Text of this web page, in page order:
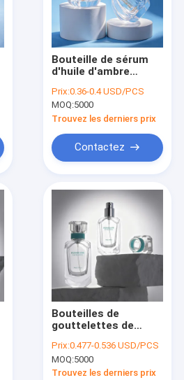
Bouteille de sérum
d'huile d'ambre
construction
durable, adaptée aux
sérums d'huiles
essentielles et aux
produits
cosmétiques de
Prix:0.36-0.4 USD/PCS
MOQ:5000
Trouvez les derniers prix
Contactez
Bouteilles de
gouttelettes de
bouchons résistants
aux fuites et un
corps en verre
Prix:0.477-0.536 USD/PCS
MOQ:5000
Trouvez les derniers prix